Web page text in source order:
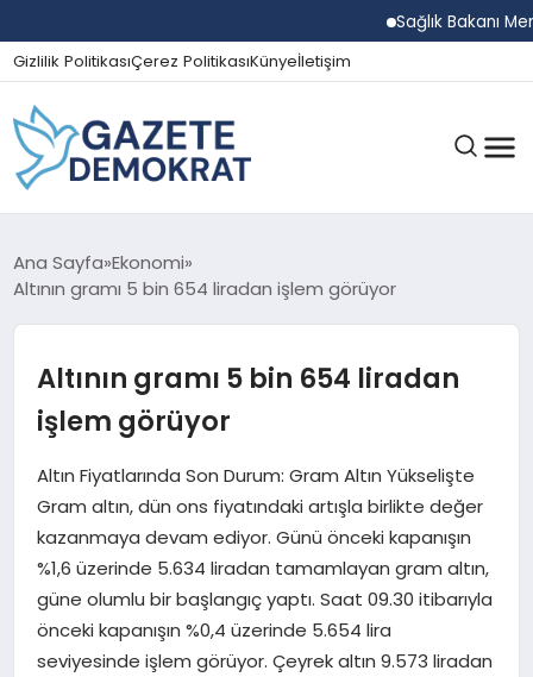
Sağlık Bakanı
Gizlilik PolitikasıÇerez PolitikasıKünyeİletişim
GÜNDEM
SPOR
SAĞLIK
Ana Sayfa Ekonomi
Altının gramı 5 bin 654 liradan işlem görüyor
Altının gramı 5 bin 654 liradan
işlem görüyor
Altın Fiyatlarında Son Durum: Gram Altın Yükselişte
Gram altın, dün ons fiyatındaki artışla birlikte değer
kazanmaya devam ediyor. Günü önceki kapanışın
%1,6 üzerinde 5.634 liradan tamamlayan gram altın,
güne olumlu bir başlangıç yaptı. Saat 09.30 itibarıyla
önceki kapanışın %0,4 üzerinde 5.654 lira
seviyesinde işlem görüyor. Çeyrek altın 9.573 liradan